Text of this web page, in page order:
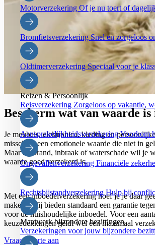
Motorverzekering Of je nu toert of
Bromfietsverzekering Snel en zorgeloos
OldtimerverzekeringSpeciaal voor je
Reizen & Persoonlijk
Reisverzekering Zorgeloos op vakantie,
AansprakelijkheidsverzekeringVoorkom
Ongevallenverzekering Financiële
Rechtsbijstandverzekering Hulp bij
Maatwerk bijzondere bezittingen
Verzekeringen voor jouw bijzondere
Bescherm wat van waarde is
Je meubels, elektronica, kleding en
misschien een emotionele waarde die niet in
Maar bij brand, inbraak of waterschade wil je
waarde goed verzekerd is.
Met een inboedelverzekering hoef je je daar
maken. Wij bieden standaard een garantie
voor de huishoudelijke inboedel. Voor een
keuzedekkingen geldt wel een maximaal
Vraag offerte aan